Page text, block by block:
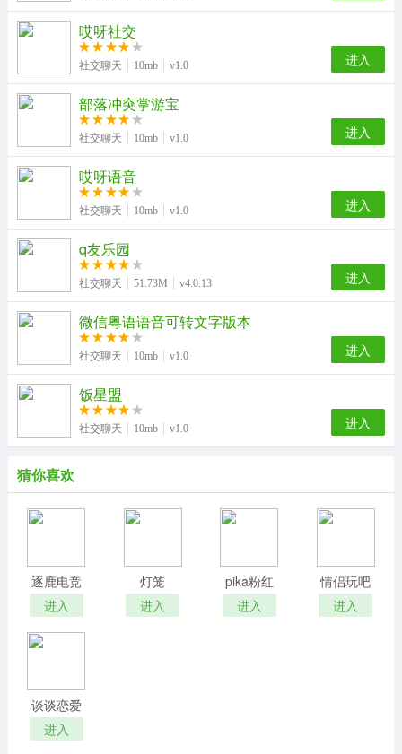
哎呀社交
社交聊天 10mb v1.0 进入
部落冲突掌游宝
社交聊天 10mb v1.0 进入
哎呀语音
社交聊天 10mb v1.0 进入
q友乐园
社交聊天 51.73M v4.0.13 进入
微信粤语语音可转文字版本
社交聊天 10mb v1.0 进入
饭星盟
社交聊天 10mb v1.0 进入
猜你喜欢
逐鹿电竞
进入
灯笼
Lantern
进入
pika粉红
进入
情侣玩吧
进入
谈谈恋爱
进入